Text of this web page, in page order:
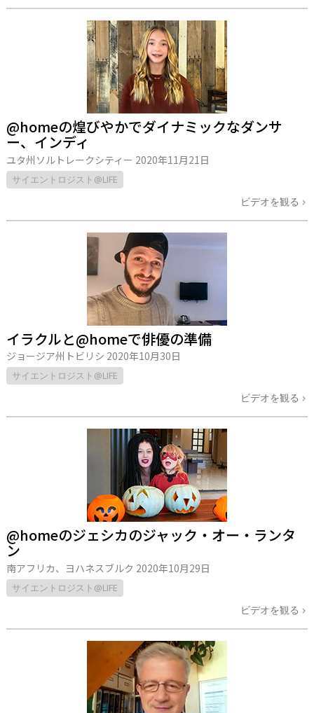
@homeの煌びやかでダイナミックなダンサ
ー、インディ
ユタ州ソルトレークシティー 2020年11月21日
サイエントロジスト@LIFE
ビデオを観る
イラクルと@homeで俳優の準備
ジョージア州トビリシ 2020年10月30日
サイエントロジスト@LIFE
ビデオを観る
@homeのジェシカのジャック・オー・ランタ
ン
南アフリカ、ヨハネスブルク 2020年10月29日
サイエントロジスト@LIFE
ビデオを観る